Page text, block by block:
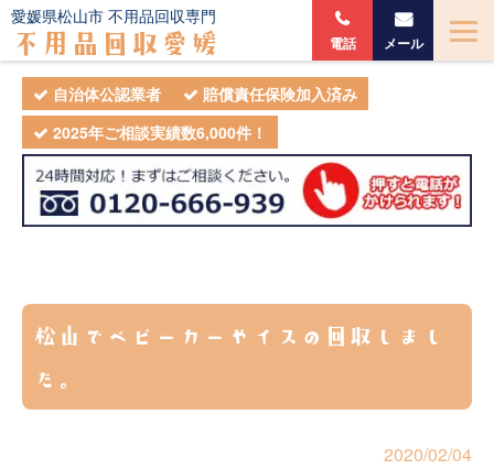
自治体公認業者
賠償責任保険加入済み
2025年ご相談実績数6,000件！
愛媛県松山市 不用品回収専門
不用品回収愛媛 電話 メール
松山でベビーカーやイスの回収しまし
た。
2020/02/04